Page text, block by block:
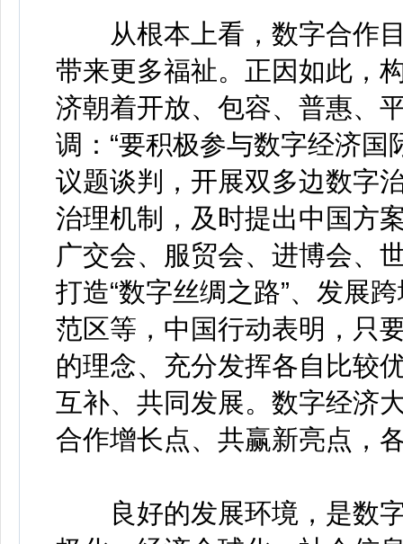
从根本上看，数字合作目
带来更多福祉。正因如此，
济朝着开放、包容、普惠、
调：“要积极参与数字经济
议题谈判，开展双多边数字
治理机制，及时提出中国方
广交会、服贸会、进博会、
打造“数字丝绸之路”、发展
范区等，中国行动表明，只
的理念、充分发挥各自比较
互补、共同发展。数字经济
合作增长点、共赢新亮点，
良好的发展环境，是数字